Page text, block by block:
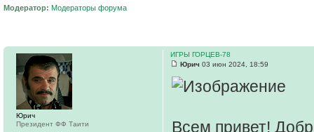
Модератор: Модераторы форума
ИГРЫ ГОРЦЕВ-78
Юрич 03 июн 2024, 18:59
Всем привет!
Юрич
Президент ФФ Таити